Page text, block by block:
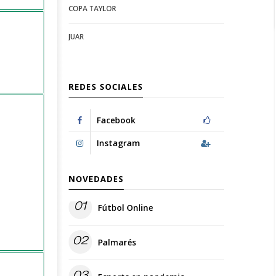
COPA TAYLOR
JUAR
REDES SOCIALES
Facebook
Instagram
NOVEDADES
01 Fútbol Online
02 Palmarés